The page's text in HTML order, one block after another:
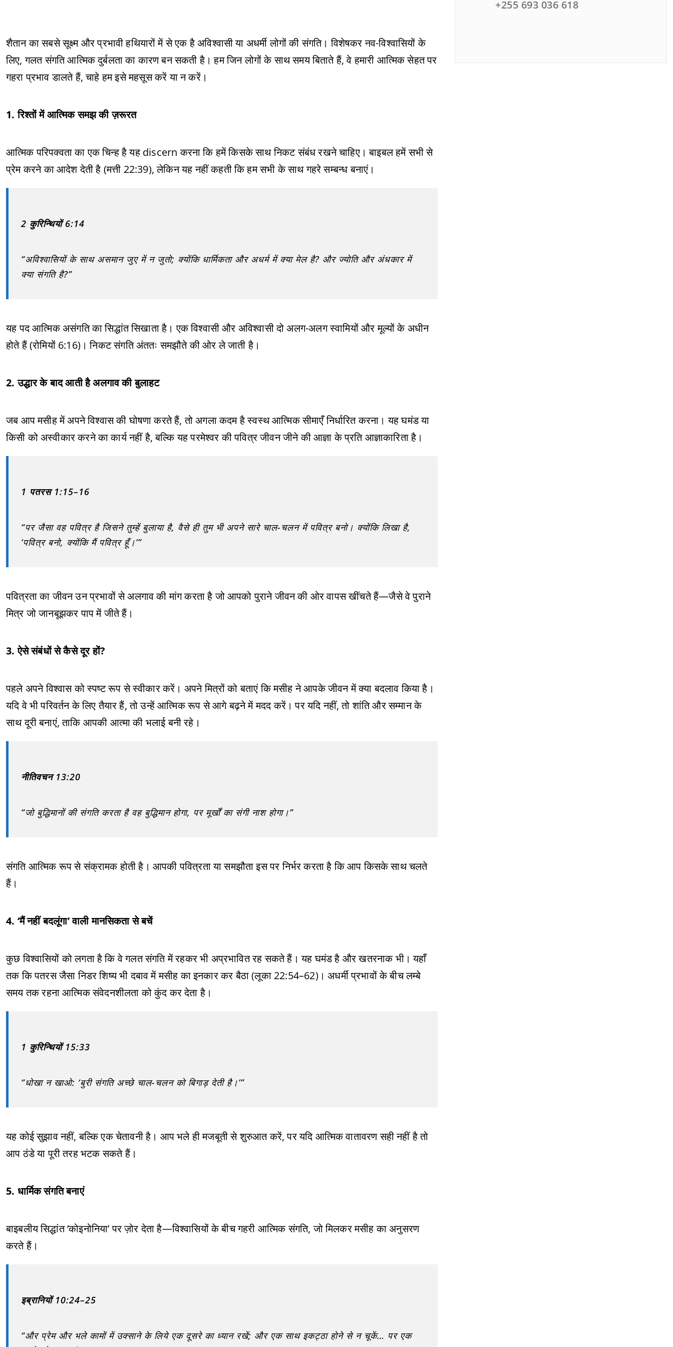
शैतान का सबसे सूक्ष्म और प्रभावी हथियारों में से एक है अविश्वासी या अधर्मी लोगों की संगति। विशेषकर नव-विश्वासियों के
लिए, गलत संगति आत्मिक दुर्बलता का कारण बन सकती है। हम जिन लोगों के साथ समय बिताते हैं, वे हमारी आत्मिक सेहत पर
गहरा प्रभाव डालते हैं, चाहे हम इसे महसूस करें या न करें।
1. रिश्तों में आत्मिक समझ की ज़रूरत
आत्मिक परिपक्वता का एक चिन्ह है यह discern करना कि हमें किसके साथ निकट संबंध रखने चाहिए। बाइबल हमें सभी से
प्रेम करने का आदेश देती है (मत्ती 22:39), लेकिन यह नहीं कहती कि हम सभी के साथ गहरे सम्बन्ध बनाएं।
2 कुरिन्थियों 6:14
“अविश्वासियों के साथ असमान जुए में न जुतो; क्योंकि धार्मिकता और अधर्म में क्या मेल है? और ज्योति और अंधकार में
क्या संगति है?”
यह पद आत्मिक असंगति का सिद्धांत सिखाता है। एक विश्वासी और अविश्वासी दो अलग-अलग स्वामियों और मूल्यों के अधीन
होते हैं (रोमियों 6:16)। निकट संगति अंततः समझौते की ओर ले जाती है।
2. उद्धार के बाद आती है अलगाव की बुलाहट
जब आप मसीह में अपने विश्वास की घोषणा करते हैं, तो अगला कदम है स्वस्थ आत्मिक सीमाएँ निर्धारित करना। यह घमंड या
किसी को अस्वीकार करने का कार्य नहीं है, बल्कि यह परमेश्वर की पवित्र जीवन जीने की आज्ञा के प्रति आज्ञाकारिता है।
1 पतरस 1:15–16
“पर जैसा वह पवित्र है जिसने तुम्हें बुलाया है, वैसे ही तुम भी अपने सारे चाल-चलन में पवित्र बनो। क्योंकि लिखा है,
‘पवित्र बनो, क्योंकि मैं पवित्र हूँ।’”
पवित्रता का जीवन उन प्रभावों से अलगाव की मांग करता है जो आपको पुराने जीवन की ओर वापस खींचते हैं—जैसे वे पुराने
मित्र जो जानबूझकर पाप में जीते हैं।
3. ऐसे संबंधों से कैसे दूर हों?
पहले अपने विश्वास को स्पष्ट रूप से स्वीकार करें। अपने मित्रों को बताएं कि मसीह ने आपके जीवन में क्या बदलाव किया है।
यदि वे भी परिवर्तन के लिए तैयार हैं, तो उन्हें आत्मिक रूप से आगे बढ़ने में मदद करें। पर यदि नहीं, तो शांति और सम्मान के
साथ दूरी बनाएं, ताकि आपकी आत्मा की भलाई बनी रहे।
नीतिवचन 13:20
“जो बुद्धिमानों की संगति करता है वह बुद्धिमान होगा, पर मूर्खों का संगी नाश होगा।”
संगति आत्मिक रूप से संक्रामक होती है। आपकी पवित्रता या समझौता इस पर निर्भर करता है कि आप किसके साथ चलते
हैं।
4. ‘मैं नहीं बदलूंगा’ वाली मानसिकता से बचें
कुछ विश्वासियों को लगता है कि वे गलत संगति में रहकर भी अप्रभावित रह सकते हैं। यह घमंड है और खतरनाक भी। यहाँ
तक कि पतरस जैसा निडर शिष्य भी दबाव में मसीह का इनकार कर बैठा (लूका 22:54–62)। अधर्मी प्रभावों के बीच लम्बे
समय तक रहना आत्मिक संवेदनशीलता को कुंद कर देता है।
1 कुरिन्थियों 15:33
“धोखा न खाओ: ‘बुरी संगति अच्छे चाल-चलन को बिगाड़ देती है।’”
यह कोई सुझाव नहीं, बल्कि एक चेतावनी है। आप भले ही मजबूती से शुरुआत करें, पर यदि आत्मिक वातावरण सही नहीं है तो
आप ठंडे या पूरी तरह भटक सकते हैं।
5. धार्मिक संगति बनाएं
बाइबलीय सिद्धांत ‘कोइनोनिया’ पर ज़ोर देता है—विश्वासियों के बीच गहरी आत्मिक संगति, जो मिलकर मसीह का अनुसरण
करते हैं।
इब्रानियों 10:24–25
“और प्रेम और भले कामों में उक्साने के लिये एक दूसरे का ध्यान रखें; और एक साथ इकट्ठा होने से न चूकें… पर एक
+255 693 036 618